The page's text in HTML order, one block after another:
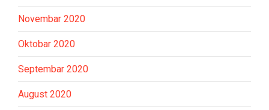
Novembar 2020
Oktobar 2020
Septembar 2020
August 2020